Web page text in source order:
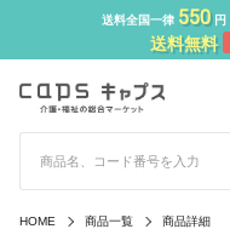
送料全国一律 550円
送料無料
HOME 商品一覧 商品詳細